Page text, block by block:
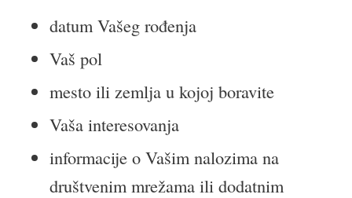
datum Vašeg rođenja
Vaš pol
mesto ili zemlja u kojoj boravite
Vaša interesovanja
informacije o Vašim nalozima na
društvenim mrežama ili dodatnim